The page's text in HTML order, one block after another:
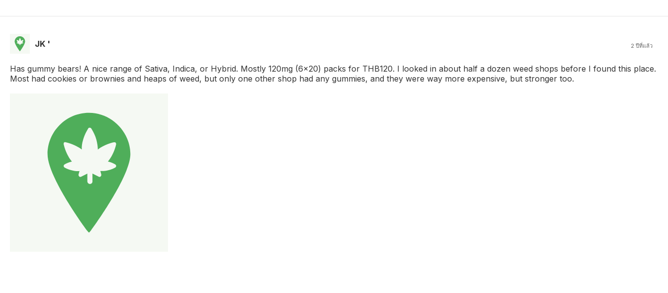
JK ' 2 ปีที่แล้ว
Has gummy bears! A nice range of Sativa, Indica, or Hybrid. Mostly 120mg (6x20) packs for THB120. I looked in about half a dozen weed shops before I found this place.
Most had cookies or brownies and heaps of weed, but only one other shop had any gummies, and they were way more expensive, but stronger too.